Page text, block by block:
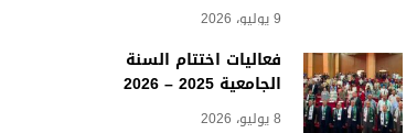
9 يوليو، 2026
فعاليات اختتام السنة
الجامعية 2025 – 2026
8 يوليو، 2026